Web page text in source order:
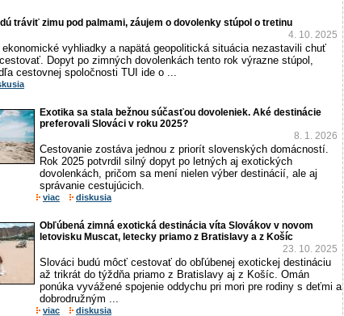
tráviť zimu pod palmami, záujem o dovolenky stúpol o tretinu
4. 10. 2025
vyhliadky a napätá geopolitická situácia nezastavili chuť
Dopyt po zimných dovolenkách tento rok výrazne stúpol,
cestovnej spoločnosti TUI ide o ...
Exotika sa stala bežnou súčasťou dovoleniek. Aké destinácie
preferovali Slováci v roku 2025?
8. 1. 2026
Cestovanie zostáva jednou z priorít slovenských domácností.
Rok 2025 potvrdil silný dopyt po letných aj exotických
dovolenkách, pričom sa mení nielen výber destinácií, ale aj
správanie cestujúcich.
viac diskusia
Obľúbená zimná exotická destinácia víta Slovákov v novom
letovisku Muscat, letecky priamo z Bratislavy a z Košíc
23. 10. 2025
Slováci budú môcť cestovať do obľúbenej exotickej destináciu
až trikrát do týždňa priamo z Bratislavy aj z Košíc. Omán
ponúka vyvážené spojenie oddychu pri mori pre rodiny s deťmi a
dobrodružným ...
viac diskusia